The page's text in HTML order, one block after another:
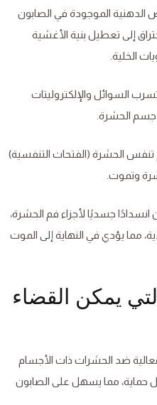
الدهنية الموجودة في الصابون
إلى تعطيل بنية الأغشية
الخلية.
السوائل والإلكتروليتات
جسم الحشرة.
تنفس الحشرة (الفتحات التنفسية)
وتموت.
جسديًا لأجزاء فم الحشرة،
مما يؤدي في النهاية إلى الموت
يمكن القضاء
ضد الحشرات ذات الأجسام
حماية، مما يسهل على الصابون